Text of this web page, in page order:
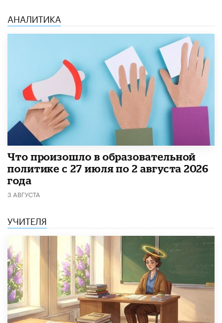
АНАЛИТИКА
​Что произошло в образовательной
политике с 27 июля по 2 августа 2026
года
3 АВГУСТА
УЧИТЕЛЯ